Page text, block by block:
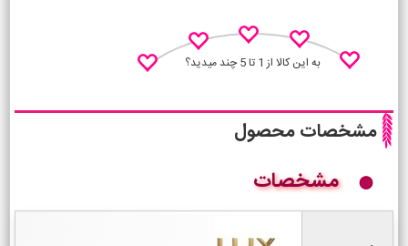
به این کالا از 1 تا 5 چند میدید؟
مشخصات محصول
مشخصات